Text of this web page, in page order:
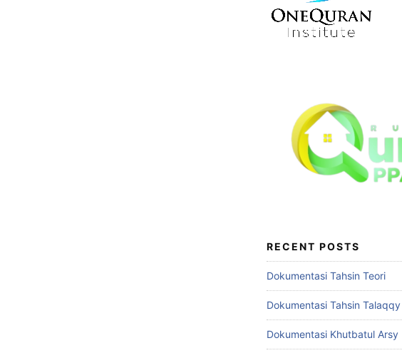
RECENT POSTS
Dokumentasi Tahsin Teori
Dokumentasi Tahsin Talaqqy
Dokumentasi Khutbatul Arsy